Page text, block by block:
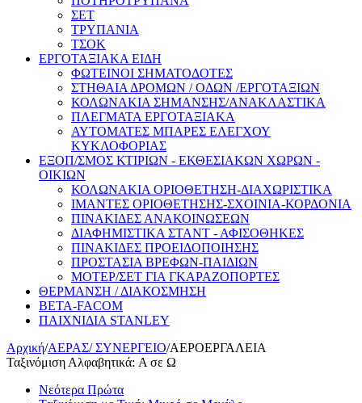
ΣΕΤ
ΤΡΥΠΑΝΙΑ
ΤΣΟΚ
ΕΡΓΟΤΑΞΙΑΚΑ ΕΙΔΗ
ΦΩΤΕΙΝΟΙ ΣΗΜΑΤΟΔΟΤΕΣ
ΣΤΗΘΑΙΑ ΔΡΟΜΩΝ / ΟΔΩΝ /ΕΡΓΟΤΑΞΙΩΝ
ΚΟΛΩΝΑΚΙΑ ΣΗΜΑΝΣΗΣ/ΑΝΑΚΛΑΣΤΙΚΑ
ΠΛΕΓΜΑΤΑ ΕΡΓΟΤΑΞΙΑΚΑ
ΑΥΤΟΜΑΤΕΣ ΜΠΑΡΕΣ ΕΛΕΓΧΟΥ
ΚΥΚΛΟΦΟΡΙΑΣ
ΕΞΟΠ/ΣΜΟΣ ΚΤΙΡΙΩΝ - ΕΚΘΕΣΙΑΚΩΝ ΧΩΡΩΝ -
ΟΙΚΙΩΝ
ΚΟΛΩΝΑΚΙΑ ΟΡΙΟΘΕΤΗΣΗ-ΔΙΑΧΩΡΙΣΤΙΚΑ
ΙΜΑΝΤΕΣ ΟΡΙΟΘΕΤΗΣΗΣ-ΣΧΟΙΝΙΑ-ΚΟΡΔΟΝΙΑ
ΠΙΝΑΚΙΔΕΣ ΑΝΑΚΟΙΝΩΣΕΩΝ
ΔΙΑΦΗΜΙΣΤΙΚΑ ΣΤΑΝΤ - ΑΦΙΣΟΘΗΚΕΣ
ΠΙΝΑΚΙΔΕΣ ΠΡΟΕΙΔΟΠΟΙΗΣΗΣ
ΠΡΟΣΤΑΣΙΑ ΒΡΕΦΩΝ-ΠΑΙΔΙΩΝ
ΜΟΤΕΡ/ΣΕΤ ΓΙΑ ΓΚΑΡΑΖΟΠΟΡΤΕΣ
ΘΕΡΜΑΝΣΗ / ΔΙΑΚΟΣΜΗΣΗ
BETA-FACOM
ΠΑΙΧΝΙΔΙΑ STANLEY
Αρχική/ΑΕΡΑΣ/ ΣΥΝΕΡΓΕΙΟ/ΑΕΡΟΕΡΓΑΛΕΙΑ
Ταξινόμιση Αλφαβητικά: A σε Ω
Νεότερα Πρώτα